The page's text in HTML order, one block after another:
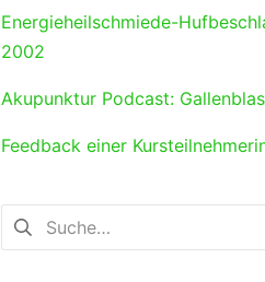
Energieheilschmiede-
2002
Akupunktur Podcast:
Feedback einer